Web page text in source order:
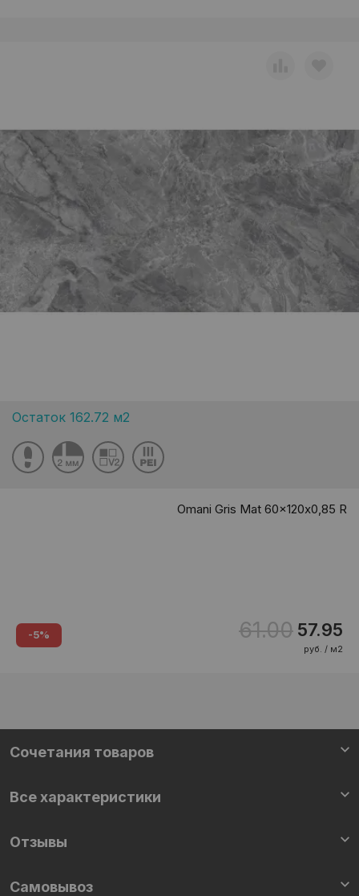
Остаток 162.72 м2
Omani Gris Mat 60x120х0,85 R
-5% 61.00 57.95
руб. / м2
Cочетания товаров
Все характеристики
Отзывы
Самовывоз